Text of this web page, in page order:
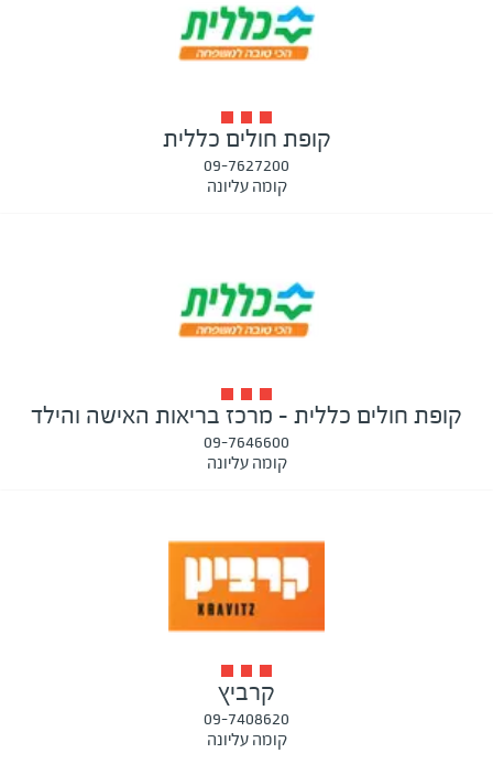
קופת חולים כללית
09-7627200
קומה עליונה
קופת חולים כללית - מרכז בריאות האישה והילד
09-7646600
קומה עליונה
קרביץ
09-7408620
קומה עליונה